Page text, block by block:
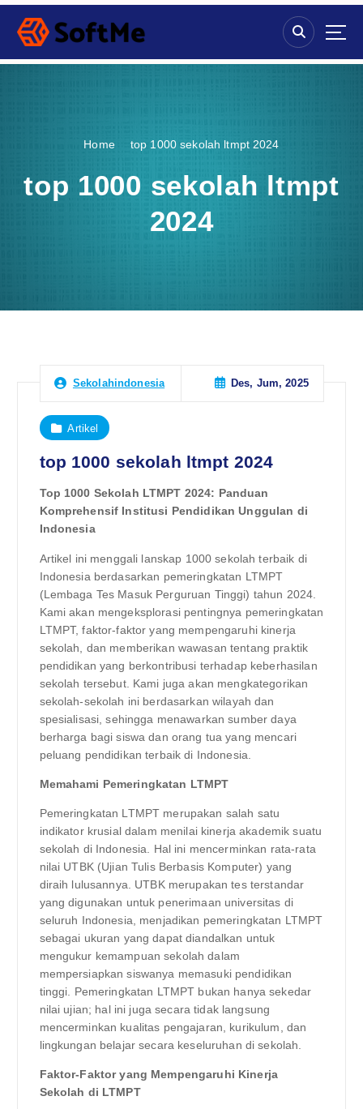
S
p
Home top 1000 sekolah ltmpt 2024
top 1000 sekolah ltmpt
2024
Sekolahindonesia Des, Jum, 2025
Artikel
top 1000 sekolah ltmpt 2024
Top 1000 Sekolah LTMPT 2024: Panduan
Komprehensif Institusi Pendidikan Unggulan di
Indonesia
Artikel ini menggali lanskap 1000 sekolah terbaik di
Indonesia berdasarkan pemeringkatan LTMPT
(Lembaga Tes Masuk Perguruan Tinggi) tahun 2024.
Kami akan mengeksplorasi pentingnya pemeringkatan
LTMPT, faktor-faktor yang mempengaruhi kinerja
sekolah, dan memberikan wawasan tentang praktik
pendidikan yang berkontribusi terhadap keberhasilan
sekolah tersebut. Kami juga akan mengkategorikan
sekolah-sekolah ini berdasarkan wilayah dan
spesialisasi, sehingga menawarkan sumber daya
berharga bagi siswa dan orang tua yang mencari
peluang pendidikan terbaik di Indonesia.
Memahami Pemeringkatan LTMPT
Pemeringkatan LTMPT merupakan salah satu
indikator krusial dalam menilai kinerja akademik suatu
sekolah di Indonesia. Hal ini mencerminkan rata-rata
nilai UTBK (Ujian Tulis Berbasis Komputer) yang
diraih lulusannya. UTBK merupakan tes terstandar
yang digunakan untuk penerimaan universitas di
seluruh Indonesia, menjadikan pemeringkatan LTMPT
sebagai ukuran yang dapat diandalkan untuk
mengukur kemampuan sekolah dalam
mempersiapkan siswanya memasuki pendidikan
tinggi. Pemeringkatan LTMPT bukan hanya sekedar
nilai ujian; hal ini juga secara tidak langsung
mencerminkan kualitas pengajaran, kurikulum, dan
lingkungan belajar secara keseluruhan di sekolah.
Faktor-Faktor yang Mempengaruhi Kinerja
Sekolah di LTMPT